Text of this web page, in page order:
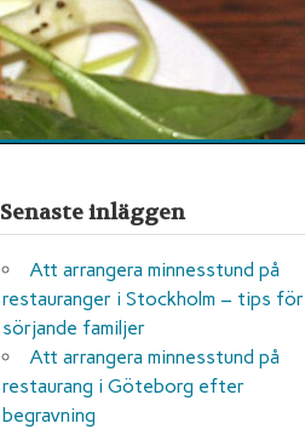
Senaste inläggen
Att arrangera minnesstund på
restauranger i Stockholm – tips för
sörjande familjer
Att arrangera minnesstund på
restaurang i Göteborg efter
begravning